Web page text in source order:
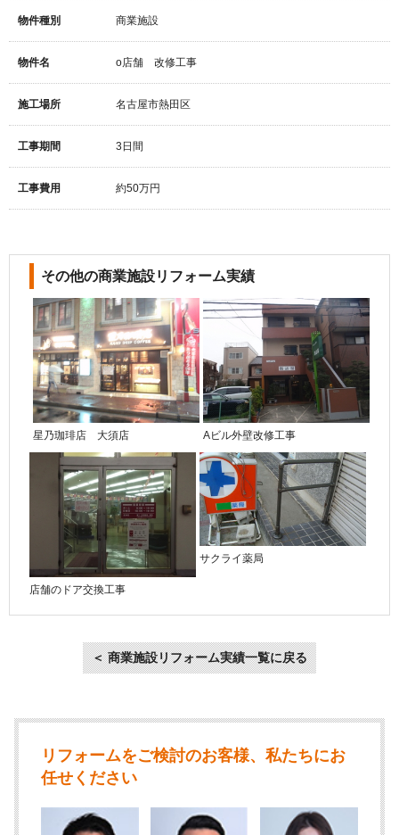
物件種別 商業施設
物件名 o店舗 改修工事
施工場所 名古屋市熱田区
工事期間 3日間
工事費用 約50万円
その他の商業施設リフォーム実績
星乃珈琲店 大須店 Aビル外壁改修工事
店舗のドア交換工事
サクライ薬局
＜ 商業施設リフォーム実績一覧に戻る
リフォームをご検討のお客様、私たちにお
任せください